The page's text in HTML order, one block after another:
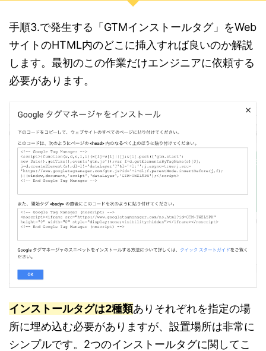
手順3.で発生する「GTMインストールタグ」をWeb
サイトのHTML内のどこに挿入すれば良いのか解説
します。最初のこの作業だけエンジニアに依頼する
必要があります。
インストールタグは2種類ありそれぞれを指定の場
所に埋め込む必要がありますが、設置場所は非常に
シンプルです。2つのインストールタグに関してこ